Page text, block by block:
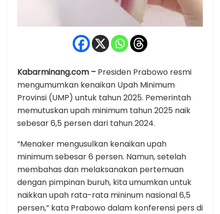
Kabarminang.com – Presiden Prabowo resmi
mengumumkan kenaikan Upah Minimum
Provinsi (UMP) untuk tahun 2025. Pemerintah
memutuskan upah minimum tahun 2025 naik
sebesar 6,5 persen dari tahun 2024.
“Menaker mengusulkan kenaikan upah
minimum sebesar 6 persen. Namun, setelah
membahas dan melaksanakan pertemuan
dengan pimpinan buruh, kita umumkan untuk
naikkan upah rata-rata mininum nasional 6,5
persen,” kata Prabowo dalam konferensi pers di